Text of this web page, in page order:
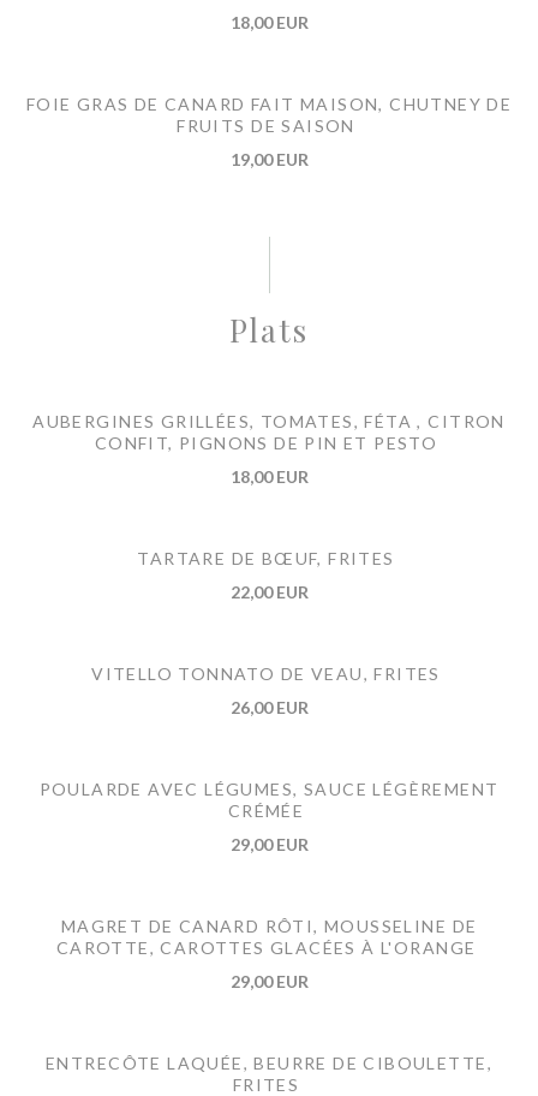
18,00 EUR
FOIE GRAS DE CANARD FAIT MAISON, CHUTNEY DE
FRUITS DE SAISON
19,00 EUR
Plats
AUBERGINES GRILLÉES, TOMATES, FÉTA , CITRON
CONFIT, PIGNONS DE PIN ET PESTO
18,00 EUR
TARTARE DE BŒUF, FRITES
22,00 EUR
VITELLO TONNATO DE VEAU, FRITES
26,00 EUR
POULARDE AVEC LÉGUMES, SAUCE LÉGÈREMENT
CRÉMÉE
29,00 EUR
MAGRET DE CANARD RÔTI, MOUSSELINE DE
CAROTTE, CAROTTES GLACÉES À L'ORANGE
29,00 EUR
ENTRECÔTE LAQUÉE, BEURRE DE CIBOULETTE,
FRITES